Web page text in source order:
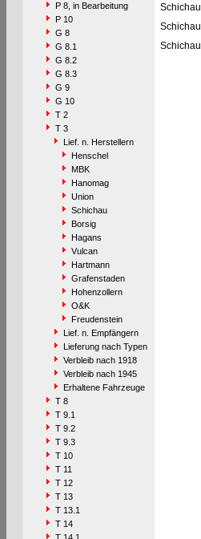
P 8, in Bearbeitung
P 10
G 8
G 8.1
G 8.2
G 8.3
G 9
G 10
T 2
T 3
Lief. n. Herstellern
Henschel
MBK
Hanomag
Union
Schichau
Borsig
Hagans
Vulcan
Hartmann
Grafenstaden
Hohenzollern
O&K
Freudenstein
Lief. n. Empfängern
Lieferung nach Typen
Verbleib nach 1918
Verbleib nach 1945
Erhaltene Fahrzeuge
T 8
T 9.1
T 9.2
T 9.3
T 10
T 11
T 12
T 13
T 13.1
T 14
Schichau
Schichau
Schichau